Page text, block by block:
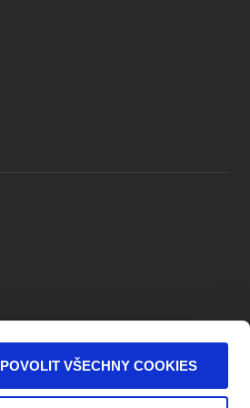
POVOLIT VŠECHNY COOKIES